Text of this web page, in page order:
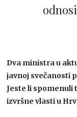
Dva ministra u
javnoj svečanosti
Jeste li spomenuli
izvršne vlasti u